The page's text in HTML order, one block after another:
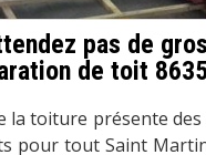
pas de
de toit
la toiture présente
pour tout Saint